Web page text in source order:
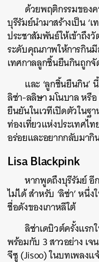
ด้วยพฤติกรรมของ
บุรีรัมย์นำมาสร้างเป็น ‘
ประชาสัมพันธ์ให้เข้าถึ
ระดับคุณภาพให้การกิน
เทศกาลลูกชิ้นยืนกินถูก
และ ‘ลูกชิ้นยืนกิน’
ลิซ่า-ลลิษา มโนบาล หรื
ยืนยันในเวทีเปิดตัวในฐ
ท่องเที่ยวแห่งประเทศ
อร่อยและอยากกลับมากิ
Lisa Blackpink
หากพูดถึงบุรีรัมย์ อี
ไม่ได้ สำหรับ ‘ลิซ่า’ หนึ่
ชื่อดังของเกาหลีใต้
ลิซ่าเดบิวต์ครั้งแรก
พร้อมกับ 3 สาวอย่าง เจ
จีซู (Jisoo) ในบทเพลงแ